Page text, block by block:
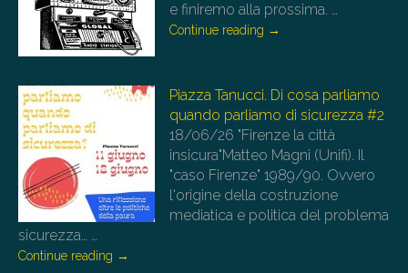
e finiremo alla prossima. …
Continue reading →
Piazza Tanucci. Di cosa parliamo
quando parliamo di sicurezza #2
18/06/26 "Firenze la città
insicura"Matteo Magni (Unifi). Il
"caso Firenze" 1989/90. Ovvero
l'origine della costruzione
mediatica e politica del problema
sicurezza… …
Continue reading →